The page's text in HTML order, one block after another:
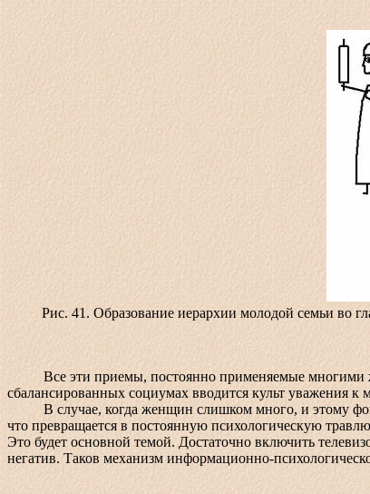
Рис. 41. Образование иерархии молодой семьи во
Все эти приемы, постоянно применяемые многими
сбалансированных социумах вводится культ уважения
В случае, когда женщин слишком много, и этому фону
что превращается в постоянную психологическую
Это будет основной темой. Достаточно включить
негатив. Таков механизм информационно-